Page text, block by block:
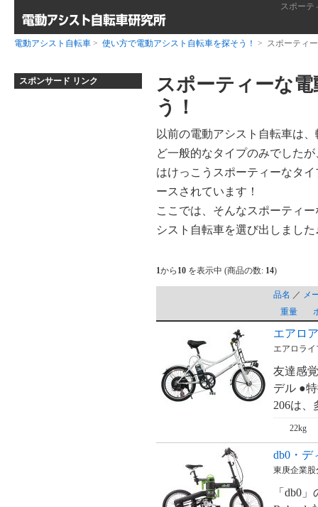
スポーテ
電動アシスト自転車 > 使い方で電動アシスト自転車を探そう！ > スポーティ
スポンサード リンク
スポーティーな
う！
以前の電動アシスト自転車は
ど一般的なタイプのみでした
はけっこうスポーティーなタ
ースされています！
ここでは、そんなスポーティ
シスト自転車を選び出しました
1から 10 を表示中 (商品の数: 14)
品名 ／ メ
重量
エアロ
エアロラ
友達感
デル ●
206は、
22kg
db0・デ
東庚企業
「db0